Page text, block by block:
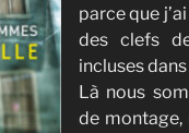
parce que
des clefs
incluses
Là nous
de montage,